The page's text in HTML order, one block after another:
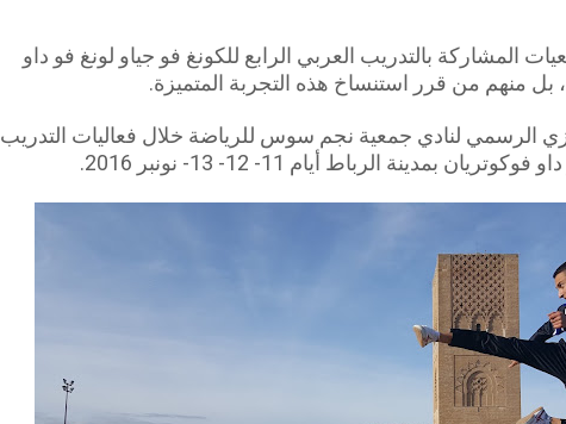
المشاركة بالتدريب العربي الرابع للكونغ فو جياو لونغ فو داو
بل منهم من قرر استنساخ هذه التجربة المتميزة.
الرسمي لنادي جمعية نجم سوس للرياضة خلال فعاليات التدريب
بمدينة الرباط أيام 11- 12- 13- نونبر 2016.